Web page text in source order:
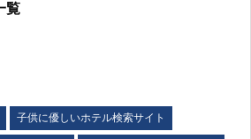
覧
子供に優しいホテル検索サイト